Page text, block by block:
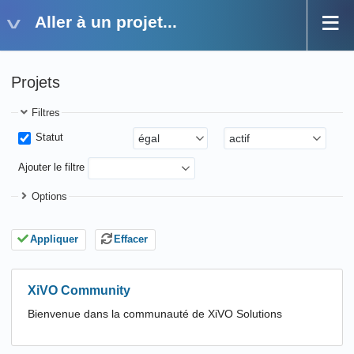
Aller à un projet...
Projets
Filtres
Statut
Ajouter le filtre
Options
Appliquer Effacer
XiVO Community
Bienvenue dans la communauté de XiVO Solutions